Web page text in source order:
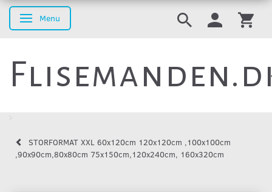
Skifte navigation
Menu
STORFORMAT XXL 60x120cm 120x120cm ,100x100cm
,90x90cm,80x80cm 75x150cm,120x240cm, 160x320cm